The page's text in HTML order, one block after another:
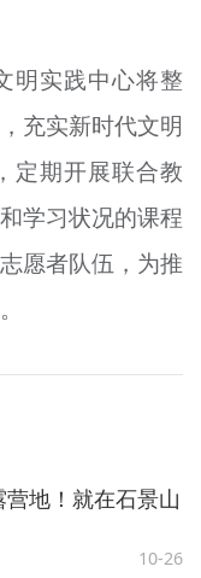
明实践中心将整
充实新时代文明
定期开展联合教
学习状况的课程
愿者队伍，为推
地！就在石景山
10-26